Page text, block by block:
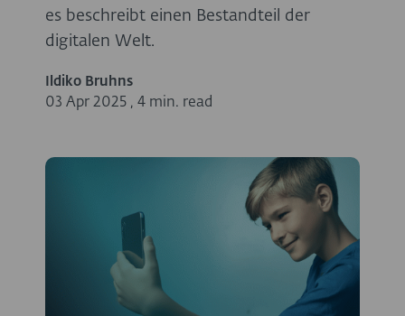
es beschreibt einen Bestandteil der
digitalen Welt.
Ildiko Bruhns
03 Apr 2025 , 4 min. read